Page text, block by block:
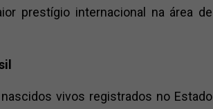
prestígio internacional na área de
vivos registrados no Estado